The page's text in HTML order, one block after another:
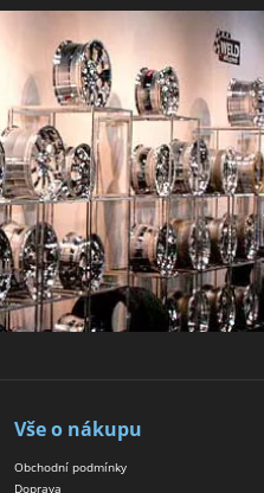
Vše o nákupu
Obchodní podmínky
Doprava